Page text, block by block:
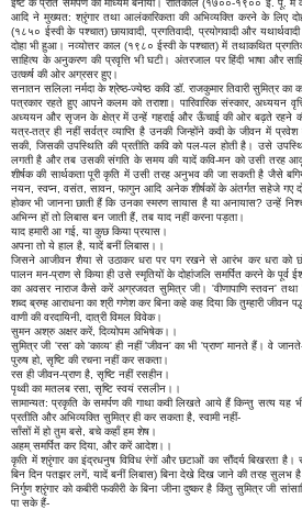
इष्ट के प्रति समर्पण का माध्यम बनाया। रीतिकाल (१७००-१९०० ई. पू. मे
आदि ने मुख्यत: श्रृंगार तथा आलंकारिकता की अभिव्यक्ति करने के लिए
(१८५० ईस्वी के पश्चात) छायावादी, प्रगतिवादी, प्रयोगवादी और
दोहा भी हुआ। नव्योत्तर काल (१९८० ईस्वी के पश्चात) में तथाकथित
साहित्य के अनुकरण की प्रवृत्ति भी घटी। अंतरजाल पर हिंदी भाषा और
उत्कर्ष की ओर अग्रसर हुए।
सनातन सलिला नर्मदा के श्रेष्ठ-ज्येष्ठ कवि डॉ. राजकुमार तिवारी सुमित्र
पत्रकार रहते हुए आपने कलम को तराशा। पारिवारिक संस्कार, अध्ययन
अध्ययन और सृजन के क्षेत्र में उन्हें गहराई और ऊँचाई की ओर बढ़ते रहने की
यत्र-तत्र ही नहीं सर्वत्र व्याप्ति है उनकी जिन्होंने कवी के जीवन में
सकी, जिसकी उपस्थिति की प्रतीति कवि को पल-पल होती है। उसे
लगती है और तब उसकी संगति के समय की यादें कवि-मन को उसी तरह
शीर्षक की सार्थकता पूरी कृति में उसी तरह अनुभव की जा सकती है जैसे
नयन, स्वप्न, वसंत, सावन, फागुन आदि अनेक शीर्षकों के अंतर्गत सहेजे गए
होकर भी जानना छाती हैं कि उनका स्मरण सायास है या अनायास? उन्हें
अभिन्न हों तो लिबास बन जाती हैं, तब याद नहीं करना पड़ता।
याद हमारी आ गई, या कुछ किया प्रयास।
अपना तो ये हाल है, यादें बनीं लिबास।।
जिसने आजीवन शैया से उठाकर धरा पर पग रखने से आरंभ कर धरा को
पालन मन-प्राण से किया ही उसे स्मृतियों के दोहांजलि समर्पित करने के पूर्व
का अवसर नाराज कैसे करें अग्रजवत सुमित्र जी। 'वीणापाणि स्तवन' तथा
शब्द ब्रम्ह आराधना का श्री गणेश कर बिना कहे कह दिया कि तुम्हारी जीवन
वाणी की वरदायिनी, दात्री विमल विवेक।
सुमन अश्रु अक्षर करें, दिव्योपम अभिषेक।।
सुमित्र जी 'रस' को 'काव्य' ही नहीं 'जीवन' का भी 'प्राण' मानते हैं। वे
पुरुष हो, सृष्टि की रचना नहीं कर सकता।
रस ही जीवन-प्राण है, सृष्टि नहीं रसहीन।
पृथ्वी का मतलब रसा, सृष्टि स्वयं रसलीन।।
सामान्यत: प्रकृति के समर्पण की गाथा कवी लिखते आये हैं किन्तु सत्य यह
प्रतीति और अभिव्यक्ति सुमित्र ही कर सकता है, स्वामी नहीं-
साँसों में हो तुम बसे, बचे कहाँ हम शेष।
अहम् समर्पित कर दिया, और करें आदेश।।
कृति में श्रृंगार का इंद्रधनुष विविध रंगों और छटाओं का सौंदर्य बिखरता है।
बिन दिन पतझर लगें, यादें बनीं लिबास) बिना देखे दिख जाने की तरह सुलभ
निर्गुण श्रृंगार को कबीरी फकीरी के बिना जीना दुष्कर है किंतु सुमित्र जी
पा सके हैं-